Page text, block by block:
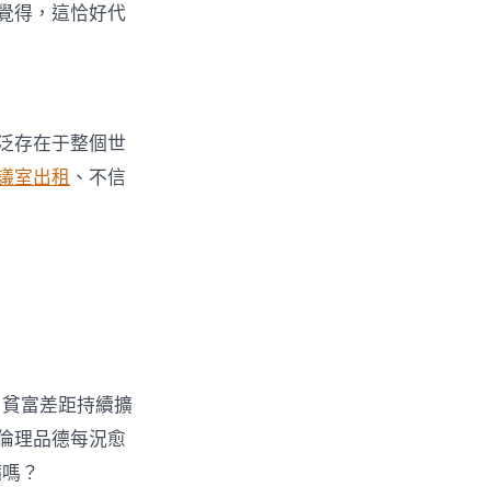
得，這恰好代
存在于整個世
室出租 、不信
富差距持續擴
理品德每況愈
？